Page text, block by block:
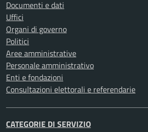
Documenti e dati
Uffici
Organi di governo
Politici
Aree amministrative
Personale amministrativo
Enti e fondazioni
Consultazioni elettorali e referendarie
CATEGORIE DI SERVIZIO